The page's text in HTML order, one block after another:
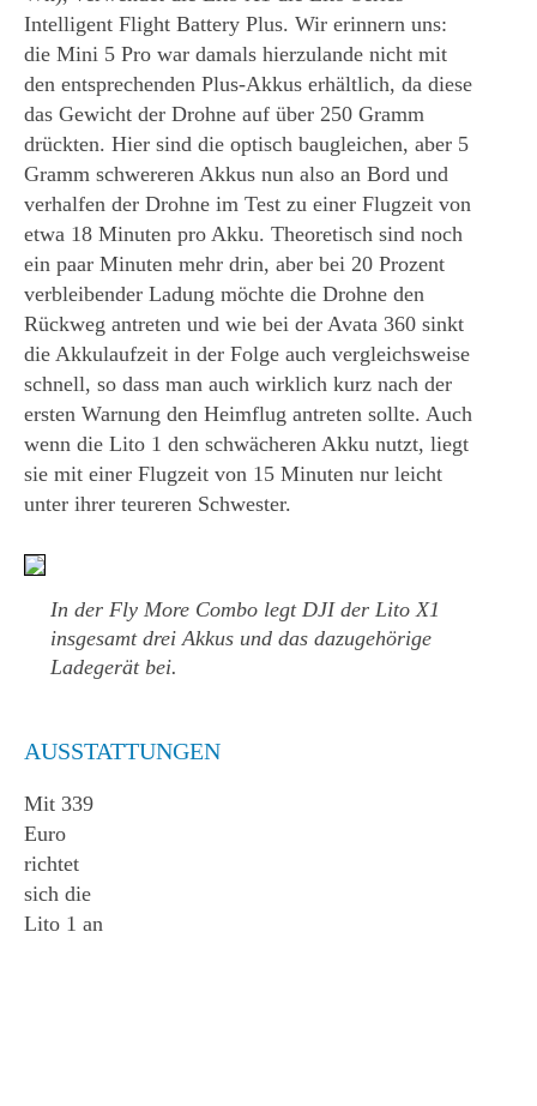
Intelligent Flight Battery Plus. Wir erinnern uns:
die Mini 5 Pro war damals hierzulande nicht mit
den entsprechenden Plus-Akkus erhältlich, da diese
das Gewicht der Drohne auf über 250 Gramm
drückten. Hier sind die optisch baugleichen, aber 5
Gramm schwereren Akkus nun also an Bord und
verhalfen der Drohne im Test zu einer Flugzeit von
etwa 18 Minuten pro Akku. Theoretisch sind noch
ein paar Minuten mehr drin, aber bei 20 Prozent
verbleibender Ladung möchte die Drohne den
Rückweg antreten und wie bei der Avata 360 sinkt
die Akkulaufzeit in der Folge auch vergleichsweise
schnell, so dass man auch wirklich kurz nach der
ersten Warnung den Heimflug antreten sollte. Auch
wenn die Lito 1 den schwächeren Akku nutzt, liegt
sie mit einer Flugzeit von 15 Minuten nur leicht
unter ihrer teureren Schwester.
In der Fly More Combo legt DJI der Lito X1
insgesamt drei Akkus und das dazugehörige
Ladegerät bei.
AUSSTATTUNGEN
Mit 339
Euro
richtet
sich die
Lito 1 an